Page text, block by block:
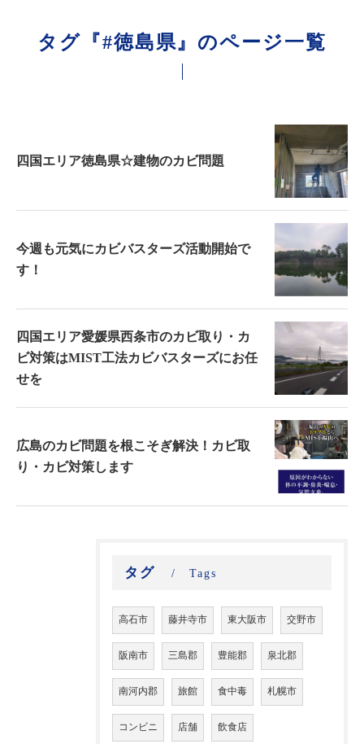
タグ『#徳島県』のページ一覧
四国エリア徳島県☆建物のカビ問題
今週も元気にカビバスターズ活動開始で
す！
四国エリア愛媛県西条市のカビ取り・カ
ビ対策はMIST工法カビバスターズにお任
せを
広島のカビ問題を根こそぎ解決！カビ取
り・カビ対策します
タグ Tags
高石市 藤井寺市 東大阪市 交野市
阪南市 三島郡 豊能郡 泉北郡
南河内郡 旅館 食中毒 札幌市
コンビニ 店舗 飲食店